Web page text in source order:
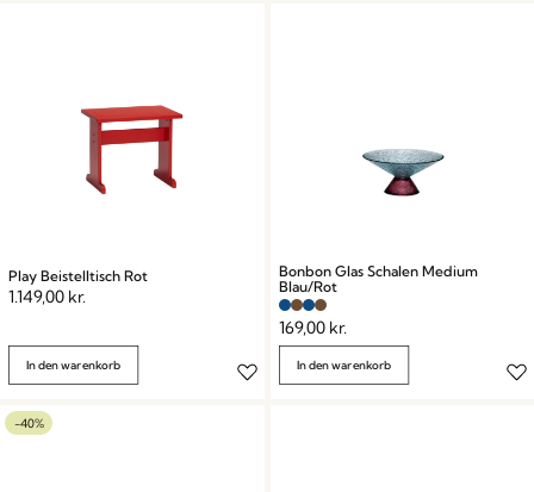
Play Beistelltisch Rot
1.149,00 kr.
In den warenkorb
Bonbon Glas Schalen Medium
Blau/Rot
169,00 kr.
In den warenkorb
-40%